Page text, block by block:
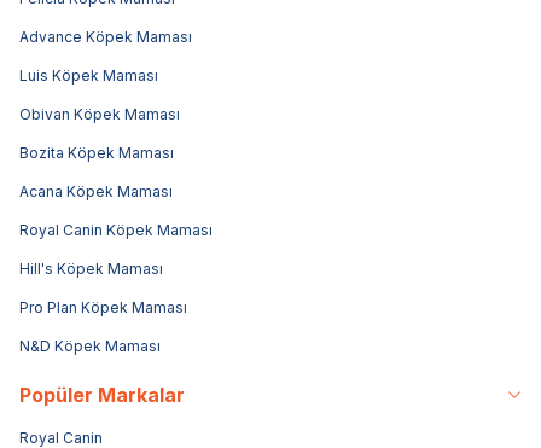
Advance Köpek Maması
Luis Köpek Maması
Obivan Köpek Maması
Bozita Köpek Maması
Acana Köpek Maması
Royal Canin Köpek Maması
Hill's Köpek Maması
Pro Plan Köpek Maması
N&D Köpek Maması
Popüler Markalar
Royal Canin